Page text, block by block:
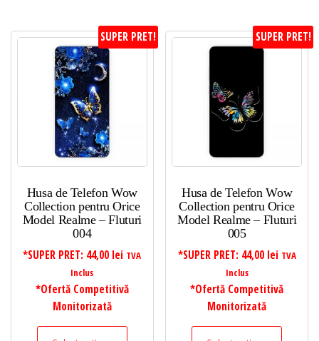
SUPER PRET!
Husa de Telefon Wow
Collection pentru Orice
Model Realme – Fluturi
004
*SUPER PRET: 44,00 lei TVA
Inclus
*Ofertă Competitivă
Monitorizată
SUPER PRET!
Husa de Telefon Wow
Collection pentru Orice
Model Realme – Fluturi
005
*SUPER PRET: 44,00 lei TVA
Inclus
*Ofertă Competitivă
Monitorizată